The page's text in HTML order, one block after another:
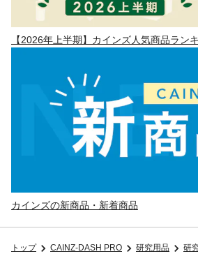
【2026年上半期】カインズ人気商品ラン
カインズの新商品・新着商品
トップ CAINZ-DASH PRO 研究用品
研